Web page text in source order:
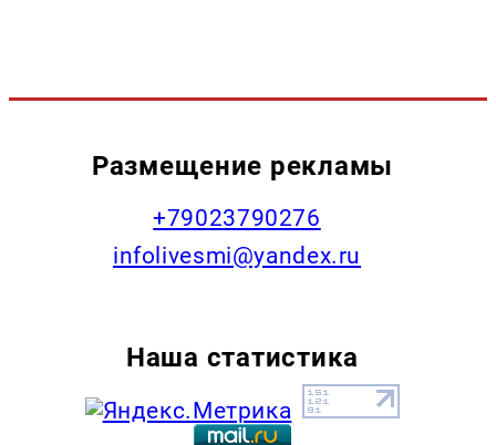
Размещение рекламы
+79023790276
infolivesmi@yandex.ru
Наша статистика